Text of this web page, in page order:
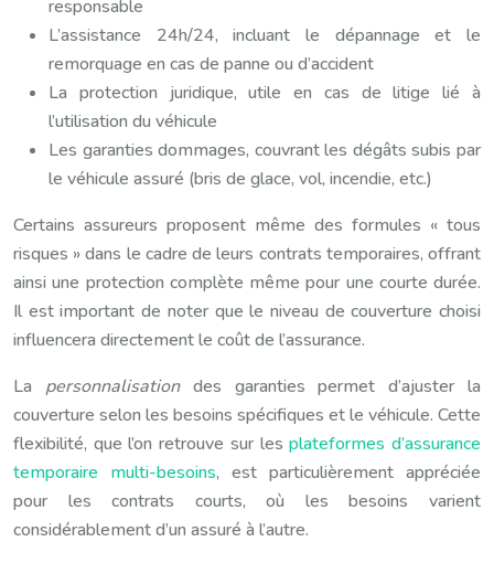
responsable
L’assistance 24h/24, incluant le dépannage et le
remorquage en cas de panne ou d’accident
La protection juridique, utile en cas de litige lié à
l’utilisation du véhicule
Les garanties dommages, couvrant les dégâts subis par
le véhicule assuré (bris de glace, vol, incendie, etc.)
Certains assureurs proposent même des formules « tous
risques » dans le cadre de leurs contrats temporaires, offrant
ainsi une protection complète même pour une courte durée.
Il est important de noter que le niveau de couverture choisi
influencera directement le coût de l’assurance.
La personnalisation des garanties permet d’ajuster la
couverture selon les besoins spécifiques et le véhicule. Cette
flexibilité, que l’on retrouve sur lesplateformes d’assurance
temporaire multi-besoins, est particulièrement appréciée
pour les contrats courts, où les besoins varient
considérablement d’un assuré à l’autre.